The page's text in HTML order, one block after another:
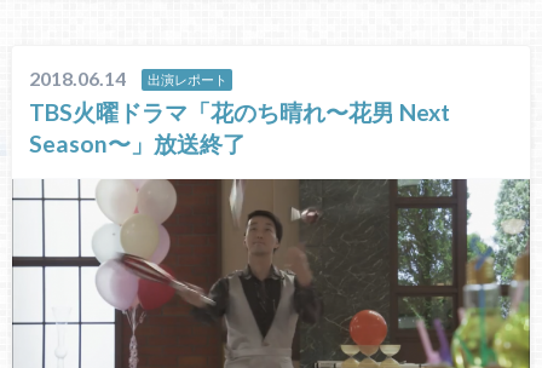
2018.06.14 出演レポート
TBS火曜ドラマ「花のち晴れ〜花男 Next
Season〜」放送終了